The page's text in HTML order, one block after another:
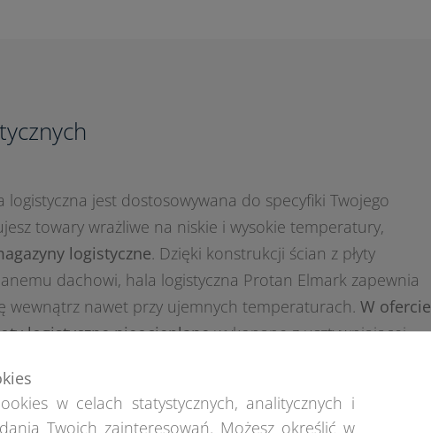
logistyczna jest dostosowywana do specyfiki Twojego
towary wrażliwe na niskie i wysokie temperatury,
logistyczne. Dzięki konstrukcji ścian z płyty
dachowi, hala logistyczna Protan Elmark zapewnia
wewnątrz nawet przy ujemnych temperaturach. W ofercie
logistyczne nieocieplanewykonane z usztywniającej
w celach statystycznych, analitycznych i
Twoich zainteresowań. Możesz określić w